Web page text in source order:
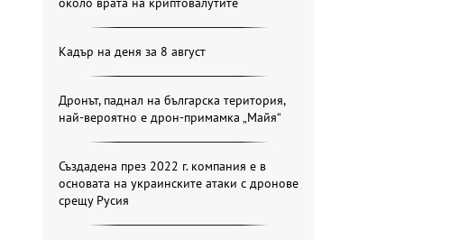
Кадър на деня за 8 август
Дронът, паднал на българска територия,
най-вероятно е дрон-примамка „Майя“
Създадена през 2022 г. компания е в
основата на украинските атаки с дронове
срещу Русия